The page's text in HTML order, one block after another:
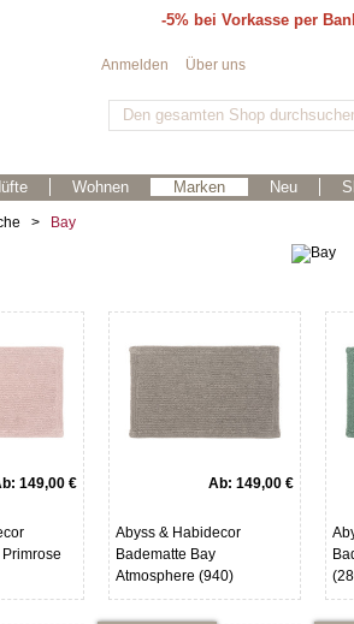
-5% bei Vorkasse per
Wohnen Marken Neu
Anmelden Über uns
> Bay
149,00 € Ab: 149,00 €
Abyss & Habidecor
Badematte Bay
Atmosphere (940)